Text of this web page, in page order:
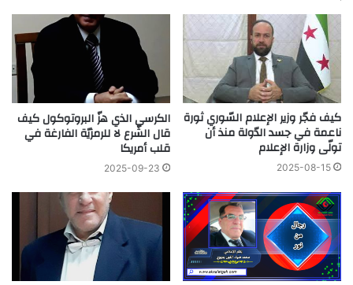
كيف فجّر وزير الإعلام السّوري ثورة
ناعمة في جسد الدّولة منذ أن
تولّى وزارة الإعلام
2025-08-15
الكرسي الذي هزّ البروتوكول كيف
قال الشّرع لا للرمزيّة الفارغة في
قلب أمريكا
2025-09-23